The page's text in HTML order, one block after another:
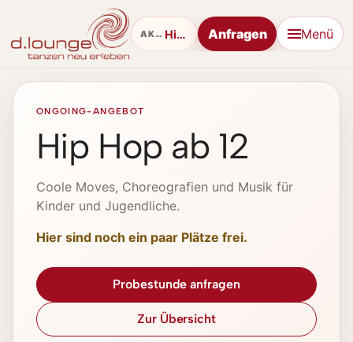
AKTUELL Hip Hop Anfragen Menü
ONGOING-ANGEBOT
Hip Hop ab 12
Coole Moves, Choreografien und Musik für
Kinder und Jugendliche.
Hier sind noch ein paar Plätze frei.
Probestunde anfragen
Zur Übersicht